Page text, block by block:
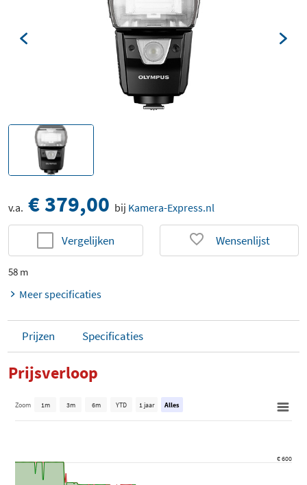
v.a. € 379,00 bij Kamera-Express.nl
Vergelijken Wensenlijst
58 m
Meer specificaties
Prijzen Specificaties
Prijsverloop
€ 600
Zoom 1m 3m 6m YTD 1 jaar Alles